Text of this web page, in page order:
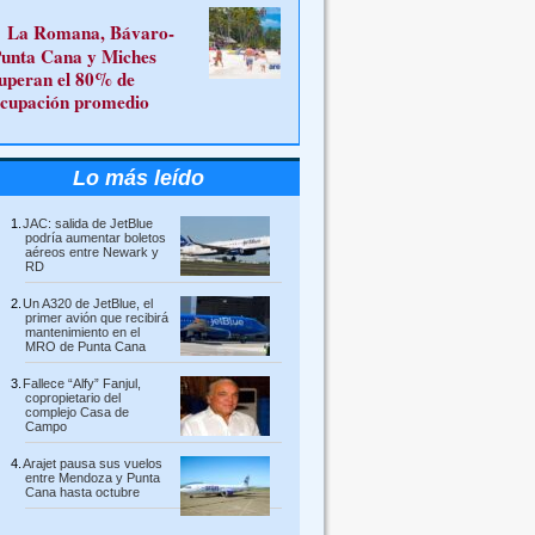
La Romana, Bávaro-
Cana y Miches
el 80% de
promedio
Lo más leído
JAC: salida de JetBlue
podría aumentar boletos
aéreos entre Newark y
RD
Un A320 de JetBlue, el
primer avión que recibirá
mantenimiento en el
MRO de Punta Cana
Fallece “Alfy” Fanjul,
copropietario del
complejo Casa de
Campo
Arajet pausa sus vuelos
entre Mendoza y Punta
Cana hasta octubre